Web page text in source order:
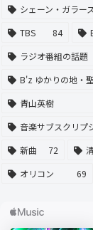
シェーン・ガラー
TBS
84
ラジオ番組の話題
B'z ゆかりの地・
青山英樹
音楽サブスクリプ
新曲
72
オリコン
69